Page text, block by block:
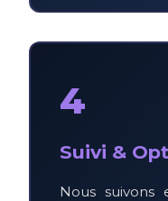
4
Suivi &
Nous suivons